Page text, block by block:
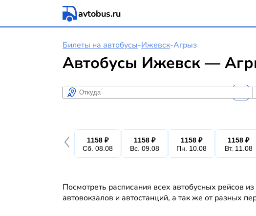
avtobus.ru
Билеты на автобусы-Ижевск-Агрыз
Автобусы Ижевск —
Откуда
1158 ₽
Сб. 08.08
1158 ₽
Вс. 09.08
1158 ₽
Пн. 10.08
1158 ₽
Вт. 11.08
Посмотреть расписания всех автобусных рейсов
автовокзалов и автостанций, а так же от разных